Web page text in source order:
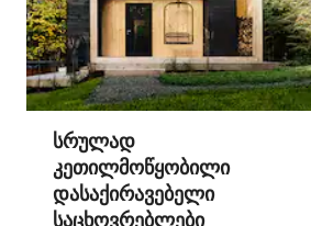
სრულად
კეთილმოწყობილი
დასაქირავებელი
საცხოვრებლები